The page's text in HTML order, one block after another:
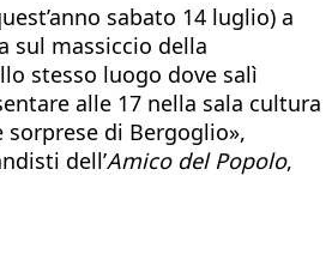
sabato 14 luglio) a
sul massiccio della
stesso luogo dove salì
alle 17 nella sala cultura
di Bergoglio»,
dell’Amico del Popolo,